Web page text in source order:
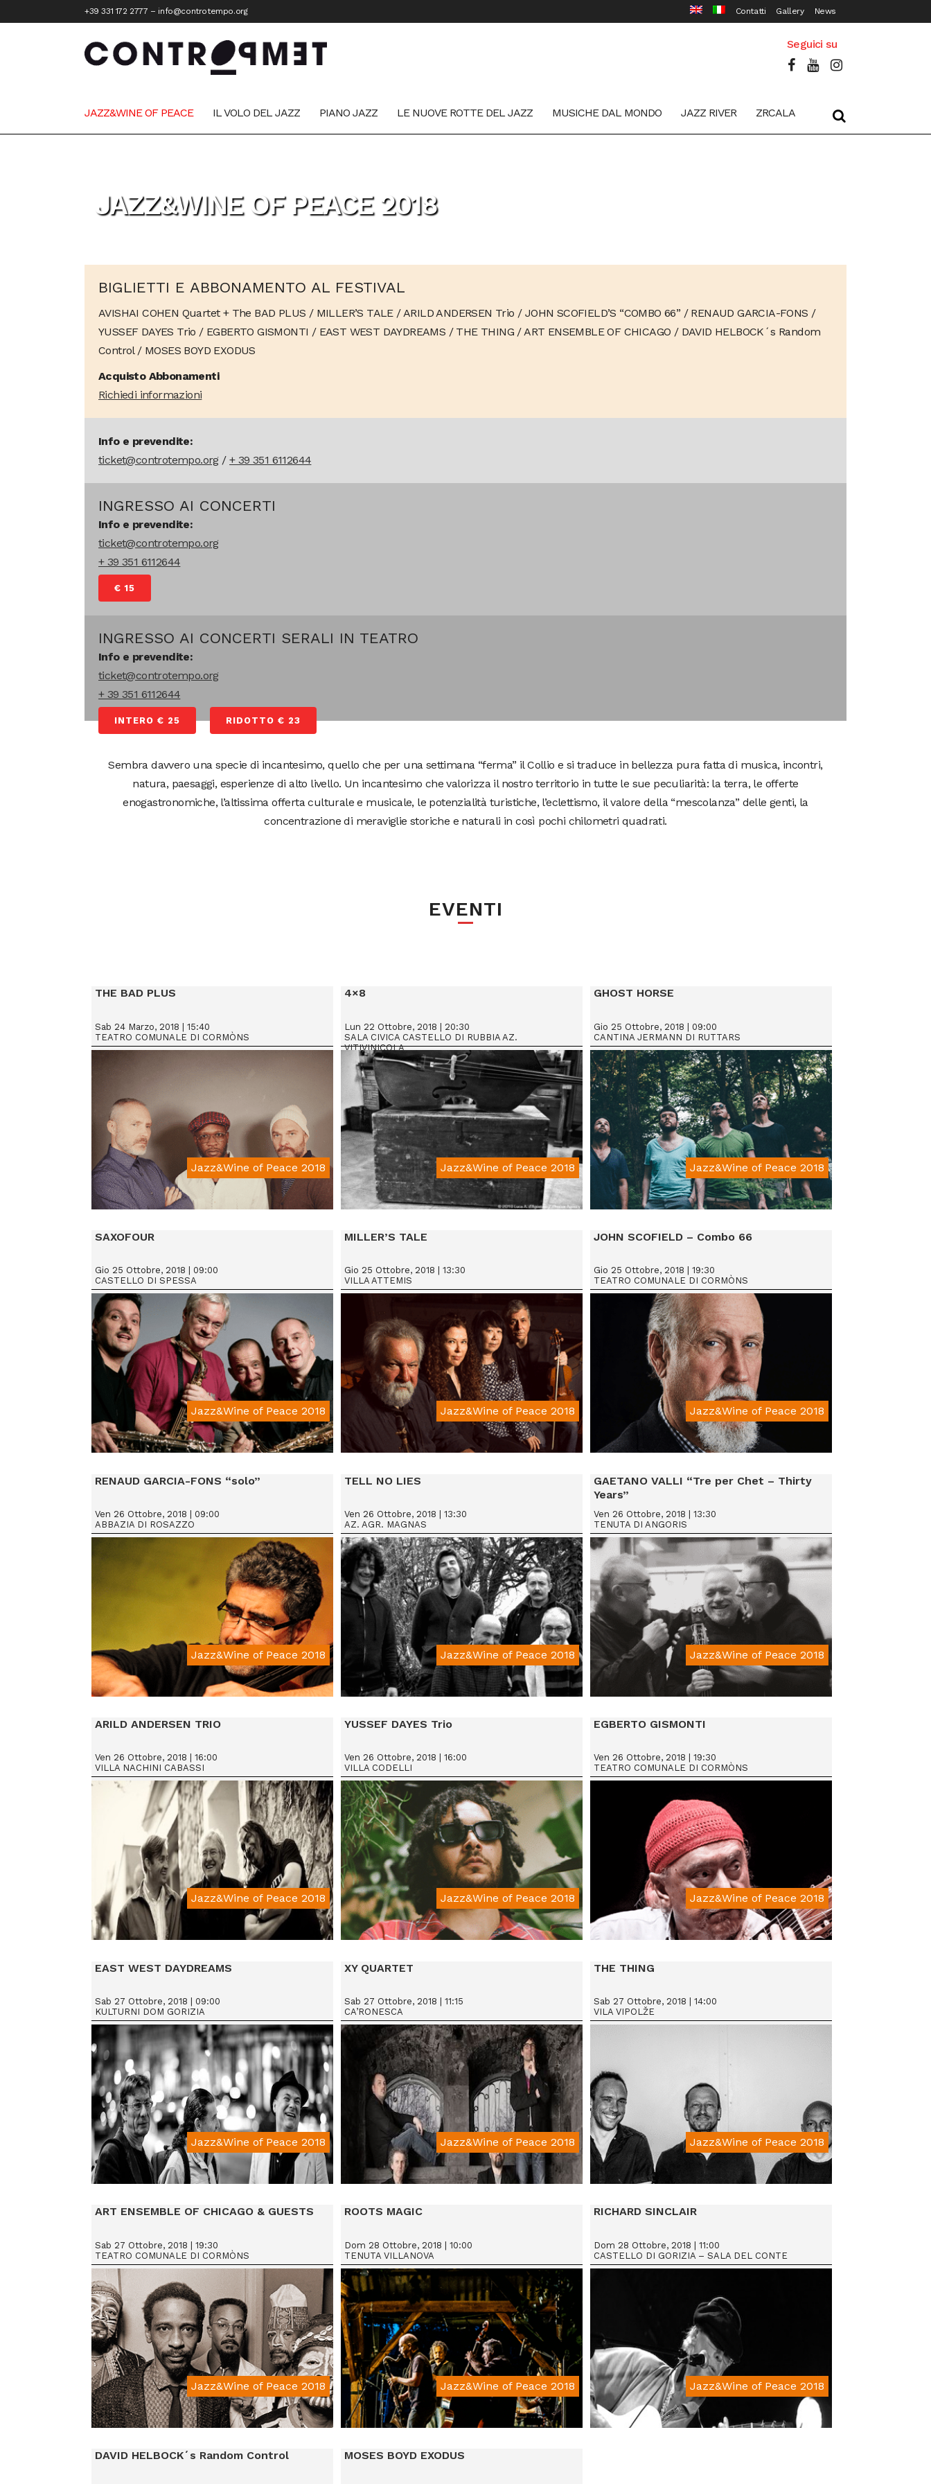
+39 331 172 2777 – info@controtempo.org Contatti Gallery News
Seguici su
JAZZ&WINE OF PEACE IL VOLO DEL JAZZ PIANO JAZZ LE NUOVE ROTTE DEL JAZZ MUSICHE DAL MONDO JAZZ RIVER ZRCALA
JAZZ&WINE OF PEACE 2018
BIGLIETTI E ABBONAMENTO AL FESTIVAL
AVISHAI COHEN Quartet + The BAD PLUS / MILLER’S TALE / ARILD ANDERSEN Trio / JOHN SCOFIELD’S “COMBO 66” / RENAUD GARCIA-FONS /
YUSSEF DAYES Trio / EGBERTO GISMONTI / EAST WEST DAYDREAMS / THE THING / ART ENSEMBLE OF CHICAGO / DAVID HELBOCK´s Random
Control / MOSES BOYD EXODUS
Acquisto Abbonamenti
Richiedi informazioni
Info e prevendite:
ticket@controtempo.org/+ 39 351 6112644
INGRESSO AI CONCERTI
Info e prevendite:
ticket@controtempo.org
+ 39 351 6112644
€ 15
INGRESSO AI CONCERTI SERALI IN TEATRO
Info e prevendite:
ticket@controtempo.org
+ 39 351 6112644
INTERO € 25 RIDOTTO € 23
Sembra davvero una specie di incantesimo, quello che per una settimana “ferma” il Collio e si traduce in bellezza pura fatta di musica, incontri,
natura, paesaggi, esperienze di alto livello. Un incantesimo che valorizza il nostro territorio in tutte le sue peculiarità: la terra, le offerte
enogastronomiche, l’altissima offerta culturale e musicale, le potenzialità turistiche, l’eclettismo, il valore della “mescolanza” delle genti, la
concentrazione di meraviglie storiche e naturali in così pochi chilometri quadrati.
EVENTI
THE BAD PLUS
Jazz&Wine of Peace 2018
Sab 24 Marzo, 2018 | 15:40
TEATRO COMUNALE DI CORMÒNS
From € 25
4×8
Jazz&Wine of Peace 2018
Lun 22 Ottobre, 2018 | 20:30
SALA CIVICA CASTELLO DI RUBBIA AZ.
VITIVINICOLA
GHOST HORSE
Jazz&Wine of Peace 2018
Gio 25 Ottobre, 2018 | 09:00
CANTINA JERMANN DI RUTTARS
From € 15
SAXOFOUR
Jazz&Wine of Peace 2018
Gio 25 Ottobre, 2018 | 09:00
CASTELLO DI SPESSA
From € 15
MILLER’S TALE
Jazz&Wine of Peace 2018
Gio 25 Ottobre, 2018 | 13:30
VILLA ATTEMIS
From € 15
JOHN SCOFIELD – Combo 66
Jazz&Wine of Peace 2018
Gio 25 Ottobre, 2018 | 19:30
TEATRO COMUNALE DI CORMÒNS
From € 25
RENAUD GARCIA-FONS “solo”
Jazz&Wine of Peace 2018
Ven 26 Ottobre, 2018 | 09:00
ABBAZIA DI ROSAZZO
From € 15
TELL NO LIES
Jazz&Wine of Peace 2018
Ven 26 Ottobre, 2018 | 13:30
AZ. AGR. MAGNAS
From € 15
GAETANO VALLI “Tre per Chet – Thirty
Years”
Jazz&Wine of Peace 2018
Ven 26 Ottobre, 2018 | 13:30
TENUTA DI ANGORIS
From € 15
ARILD ANDERSEN TRIO
Jazz&Wine of Peace 2018
Ven 26 Ottobre, 2018 | 16:00
VILLA NACHINI CABASSI
From € 15
YUSSEF DAYES Trio
Jazz&Wine of Peace 2018
Ven 26 Ottobre, 2018 | 16:00
VILLA CODELLI
From € 15
EGBERTO GISMONTI
Jazz&Wine of Peace 2018
Ven 26 Ottobre, 2018 | 19:30
TEATRO COMUNALE DI CORMÒNS
From € 25
EAST WEST DAYDREAMS
Jazz&Wine of Peace 2018
Sab 27 Ottobre, 2018 | 09:00
KULTURNI DOM GORIZIA
From € 15
XY QUARTET
Jazz&Wine of Peace 2018
Sab 27 Ottobre, 2018 | 11:15
CA’RONESCA
From € 15
THE THING
Jazz&Wine of Peace 2018
Sab 27 Ottobre, 2018 | 14:00
VILA VIPOLŽE
From € 15
ART ENSEMBLE OF CHICAGO & GUESTS
Jazz&Wine of Peace 2018
Sab 27 Ottobre, 2018 | 19:30
TEATRO COMUNALE DI CORMÒNS
From € 25
ROOTS MAGIC
Jazz&Wine of Peace 2018
Dom 28 Ottobre, 2018 | 10:00
TENUTA VILLANOVA
From € 15
RICHARD SINCLAIR
Jazz&Wine of Peace 2018
Dom 28 Ottobre, 2018 | 11:00
CASTELLO DI GORIZIA – SALA DEL CONTE
From € 15
DAVID HELBOCK´s Random Control MOSES BOYD EXODUS